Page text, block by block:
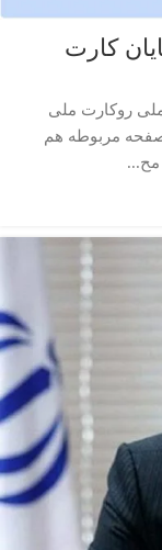
کارت
روکارت ملی
مربوطه هم
مح...